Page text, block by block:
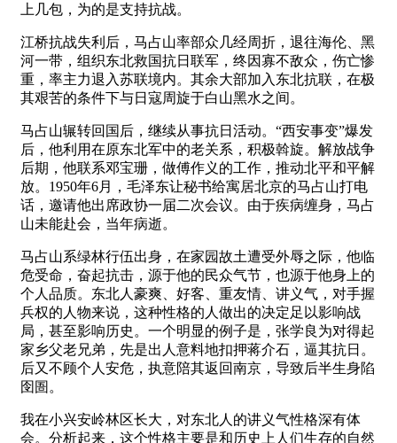
上几包，为的是支持抗战。
江桥抗战失利后，马占山率部众几经周折，退往海伦、黑
河一带，组织东北救国抗日联军，终因寡不敌众，伤亡惨
重，率主力退入苏联境内。其余大部加入东北抗联，在极
其艰苦的条件下与日寇周旋于白山黑水之间。
马占山辗转回国后，继续从事抗日活动。“西安事变”爆发
后，他利用在原东北军中的老关系，积极斡旋。解放战争
后期，他联系邓宝珊，做傅作义的工作，推动北平和平解
放。1950年6月，毛泽东让秘书给寓居北京的马占山打电
话，邀请他出席政协一届二次会议。由于疾病缠身，马占
山未能赴会，当年病逝。
马占山系绿林行伍出身，在家园故土遭受外辱之际，他临
危受命，奋起抗击，源于他的民众气节，也源于他身上的
个人品质。东北人豪爽、好客、重友情、讲义气，对手握
兵权的人物来说，这种性格的人做出的决定足以影响战
局，甚至影响历史。一个明显的例子是，张学良为对得起
家乡父老兄弟，先是出人意料地扣押蒋介石，逼其抗日。
后又不顾个人安危，执意陪其返回南京，导致后半生身陷
囹圄。
我在小兴安岭林区长大，对东北人的讲义气性格深有体
会。分析起来，这个性格主要是和历史上人们生存的自然